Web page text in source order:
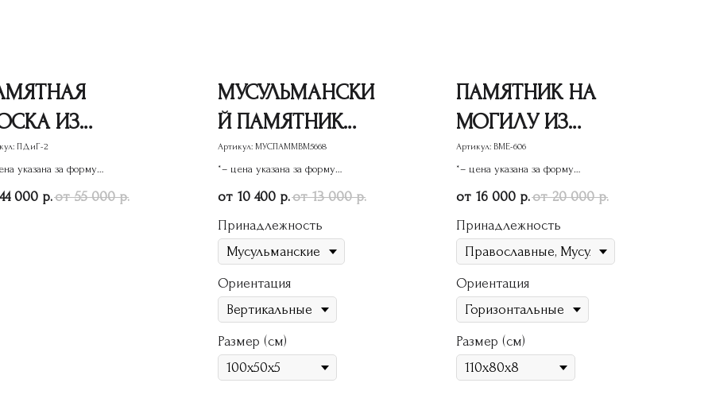
ИЗ
2
ПДиГ-2
указана за форму
44 000 р. 55 000 р.
МУСУЛЬМАНСКИ
Й ПАМЯТНИК
МВМЕ-27
Артикул: МУСПАММВМ5668
*– цена указана за форму
10 400 р. 13 000 р.
Принадлежность
Ориентация
Размер (см)
ПАМЯТНИК НА
МОГИЛУ ИЗ
ГРАНИТА
ВМЕ-606
Артикул: ВМЕ-606
*– цена указана за форму
16 000 р. 20 000 р.
Принадлежность
Ориентация
Размер (см)